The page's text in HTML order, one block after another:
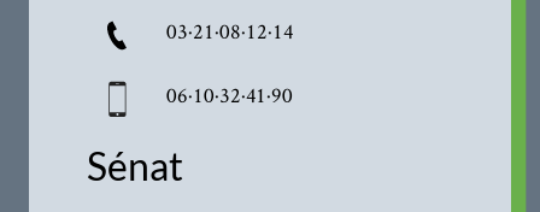
03·21·08·12·14
06·10·32·41·90
Sénat